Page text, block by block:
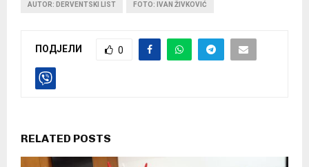
AUTOR: DERVENTSKI LIST FOTO: IVAN ŽIVKOVIĆ
ПОДЈЕЛИ 0
RELATED POSTS